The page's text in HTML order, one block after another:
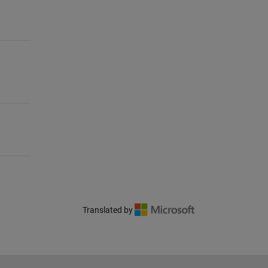
Translated by